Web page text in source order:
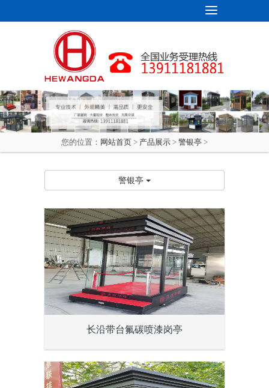
您的位置： 网站首页 > 产品展示 > 警银亭 >
警银亭
长沿带台氟碳喷漆岗亭